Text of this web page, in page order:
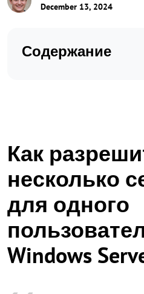
December 13, 2024
Содержание
Как
несколько
для одного
Windows